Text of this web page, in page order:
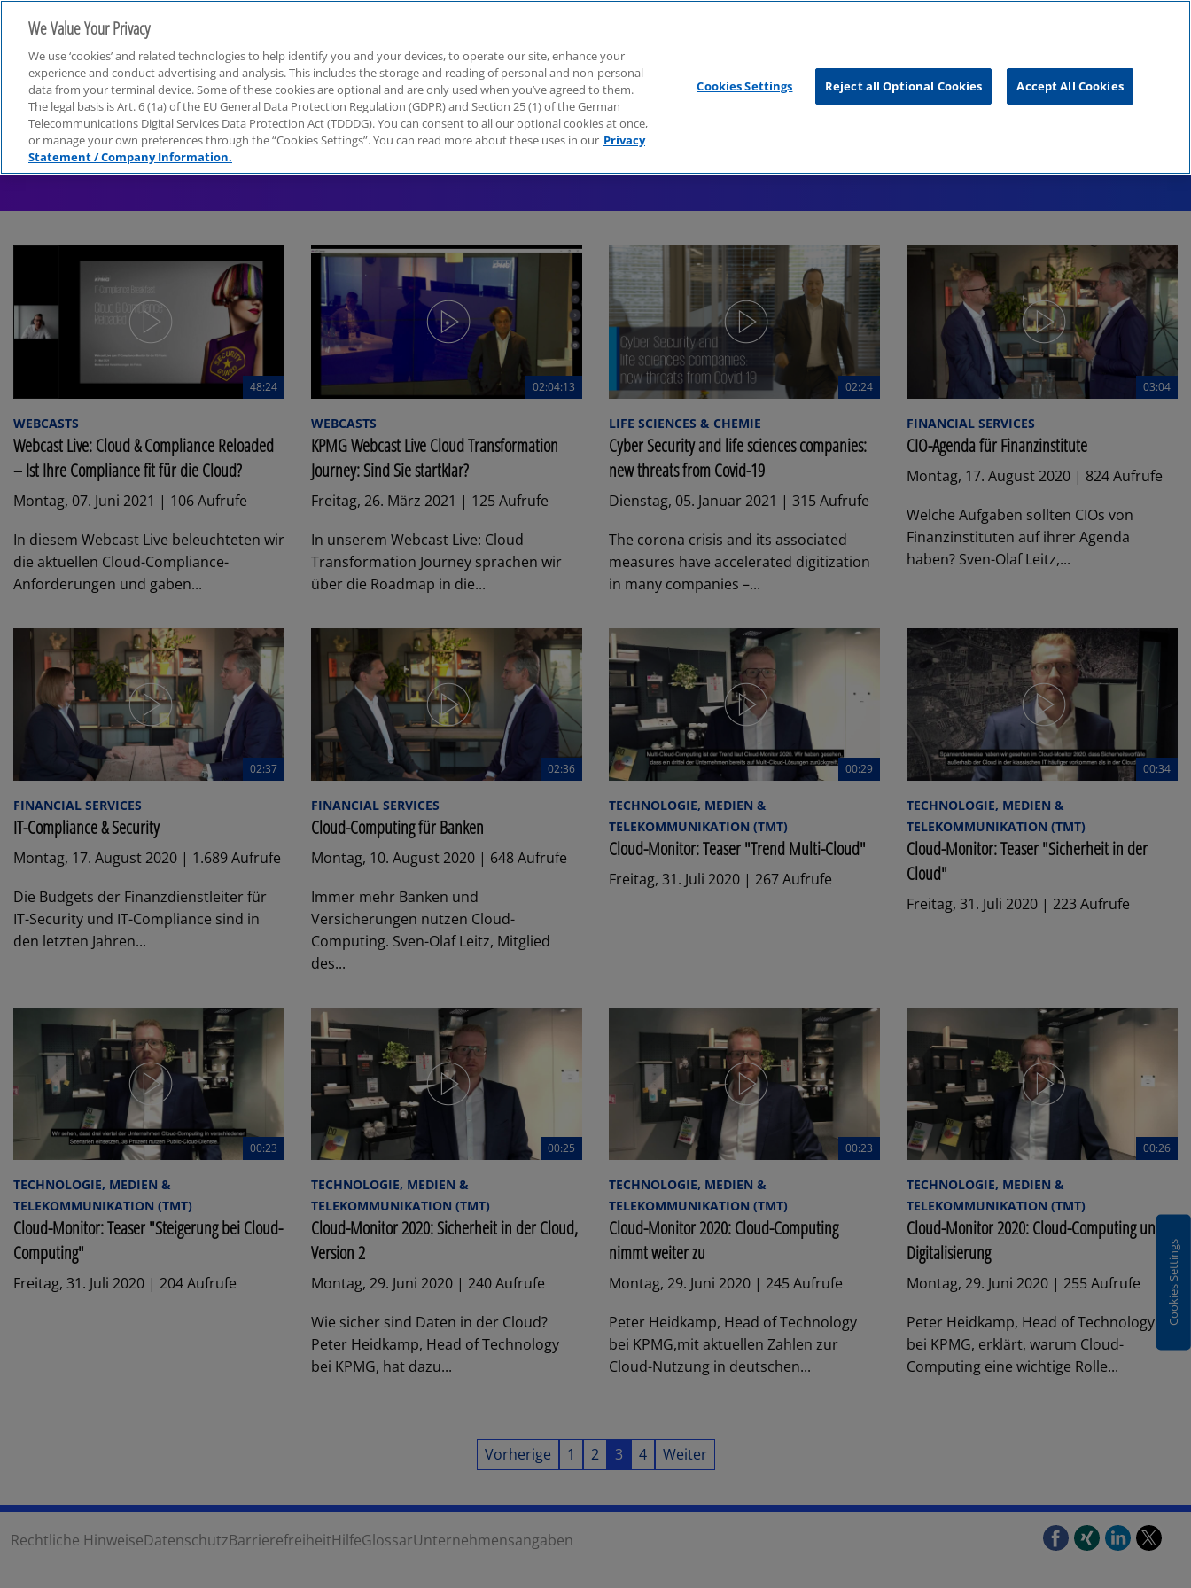
Cloud
48:24
WEBCASTS
Webcast Live: Cloud & Compliance Reloaded
– Ist Ihre Compliance fit für die Cloud?
Montag, 07. Juni 2021 | 106 Aufrufe
In diesem Webcast Live beleuchteten wir
die aktuellen Cloud-Compliance-
Anforderungen und gaben...
02:04:13
WEBCASTS
KPMG Webcast Live Cloud Transformation
Journey: Sind Sie startklar?
Freitag, 26. März 2021 | 125 Aufrufe
In unserem Webcast Live: Cloud
Transformation Journey sprachen wir
über die Roadmap in die...
02:24
LIFE SCIENCES & CHEMIE
Cyber Security and life sciences companies:
new threats from Covid-19
Dienstag, 05. Januar 2021 | 315 Aufrufe
The corona crisis and its associated
measures have accelerated digitization
in many companies –...
03:04
FINANCIAL SERVICES
CIO-Agenda für Finanzinstitute
Montag, 17. August 2020 | 824 Aufrufe
Welche Aufgaben sollten CIOs von
Finanzinstituten auf ihrer Agenda
haben? Sven-Olaf Leitz,...
02:37
FINANCIAL SERVICES
IT-Compliance & Security
Montag, 17. August 2020 | 1.689 Aufrufe
Die Budgets der Finanzdienstleiter für
IT-Security und IT-Compliance sind in
den letzten Jahren...
02:36
FINANCIAL SERVICES
Cloud-Computing für Banken
Montag, 10. August 2020 | 648 Aufrufe
Immer mehr Banken und
Versicherungen nutzen Cloud-
Computing. Sven-Olaf Leitz, Mitglied
des...
00:29
TECHNOLOGIE, MEDIEN &
TELEKOMMUNIKATION (TMT)
Cloud-Monitor: Teaser "Trend Multi-Cloud"
Freitag, 31. Juli 2020 | 267 Aufrufe
00:34
TECHNOLOGIE, MEDIEN &
TELEKOMMUNIKATION (TMT)
Cloud-Monitor: Teaser "Sicherheit in der
Cloud"
Freitag, 31. Juli 2020 | 223 Aufrufe
00:23
TECHNOLOGIE, MEDIEN &
TELEKOMMUNIKATION (TMT)
Cloud-Monitor: Teaser "Steigerung bei Cloud-
Computing"
Freitag, 31. Juli 2020 | 204 Aufrufe
00:25
TECHNOLOGIE, MEDIEN &
TELEKOMMUNIKATION (TMT)
Cloud-Monitor 2020: Sicherheit in der Cloud,
Version 2
Montag, 29. Juni 2020 | 240 Aufrufe
Wie sicher sind Daten in der Cloud?
Peter Heidkamp, Head of Technology
bei KPMG, hat dazu...
00:23
TECHNOLOGIE, MEDIEN &
TELEKOMMUNIKATION (TMT)
Cloud-Monitor 2020: Cloud-Computing
nimmt weiter zu
Montag, 29. Juni 2020 | 245 Aufrufe
Peter Heidkamp, Head of Technology
bei KPMG,mit aktuellen Zahlen zur
Cloud-Nutzung in deutschen...
00:26
TECHNOLOGIE, MEDIEN &
TELEKOMMUNIKATION (TMT)
Cloud-Monitor 2020: Cloud-Computing und
Digitalisierung
Montag, 29. Juni 2020 | 255 Aufrufe
Peter Heidkamp, Head of Technology
bei KPMG, erklärt, warum Cloud-
Computing eine wichtige Rolle...
Vorherige 1 2 3 4 Weiter
Cookies Settings
Rechtliche HinweiseDatenschutzBarrierefreiheitHilfeGlossarUnternehmensangaben
We Value Your Privacy
We use ‘cookies’ and related technologies to help identify you and your devices, to operate our site, enhance your
experience and conduct advertising and analysis. This includes the storage and reading of personal and non-personal
data from your terminal device. Some of these cookies are optional and are only used when you’ve agreed to them.
The legal basis is Art. 6 (1a) of the EU General Data Protection Regulation (GDPR) and Section 25 (1) of the German
Telecommunications Digital Services Data Protection Act (TDDDG). You can consent to all our optional cookies at once,
or manage your own preferences through the “Cookies Settings”. You can read more about these uses in our Privacy
Statement / Company Information.
Cookies Settings Reject all Optional Cookies Accept All Cookies